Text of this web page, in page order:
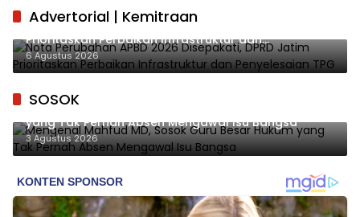
Advertorial | Kemitraan
Nota Perubahan APBD 2026 Disepakati, DPRD Jatim
Prioritaskan Perbaikan Infrastruktur dan
Penyelesaian TPG
6 Agustus 2026
SOSOK
Mengenal Mahfud MD, Sosok Guru Besar Hukum
yang Tak Pernah Absen Mengawal Isu Bangsa
3 Agustus 2026